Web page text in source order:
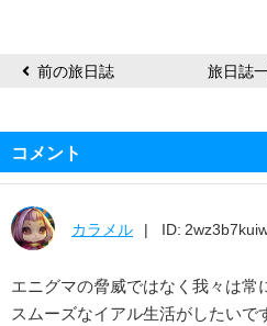
前の旅日誌 旅日誌
コメント
カラメル ID:
エニグマの脅威ではなく我々は
スムーズなイアル生活がしたいで